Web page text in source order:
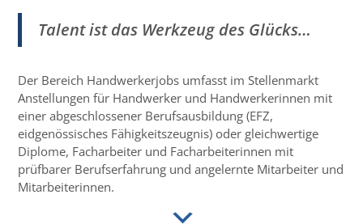
Talent ist das Werkzeug des Glücks…
Der Bereich Handwerkerjobs umfasst im Stellenmarkt
Anstellungen für Handwerker und Handwerkerinnen mit
einer abgeschlossener Berufsausbildung (EFZ,
eidgenössisches Fähigkeitszeugnis) oder gleichwertige
Diplome, Facharbeiter und Facharbeiterinnen mit
prüfbarer Berufserfahrung und angelernte Mitarbeiter und
Mitarbeiterinnen.